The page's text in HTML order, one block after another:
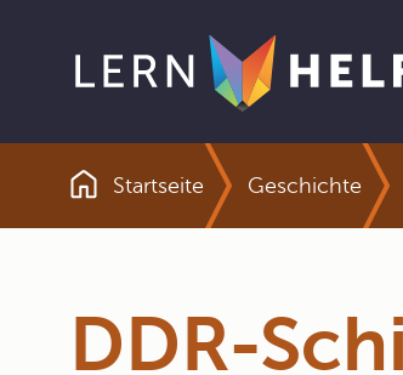
Startseite Geschichte
DDR-